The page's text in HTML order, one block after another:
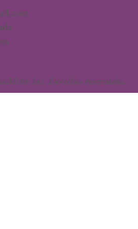
Inc. Derechos reservados.